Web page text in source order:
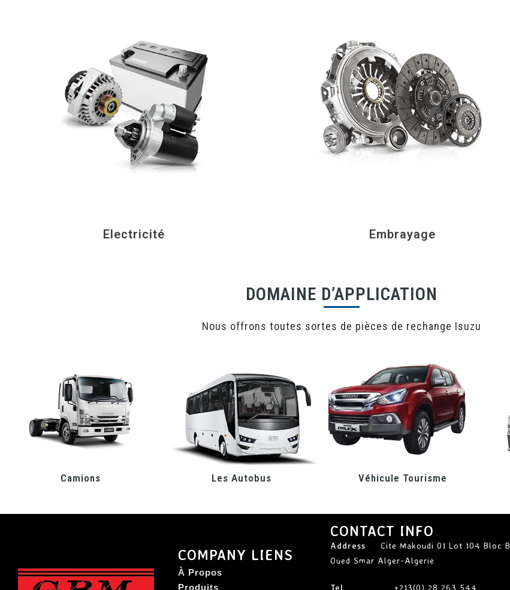
Electricité Embrayage
DOMAINE D’APPLICATION
Nous offrons toutes sortes de pièces de rechange Isuzu
Camions Les Autobus Véhicule Tourisme
COMPANY LIENS
À Propos
Produits
CONTACT INFO
Address Cite Makoudi 01 Lot 104 Bloc B
Oued Smar Alger-Algerie
Tel +213(0) 28 263 544